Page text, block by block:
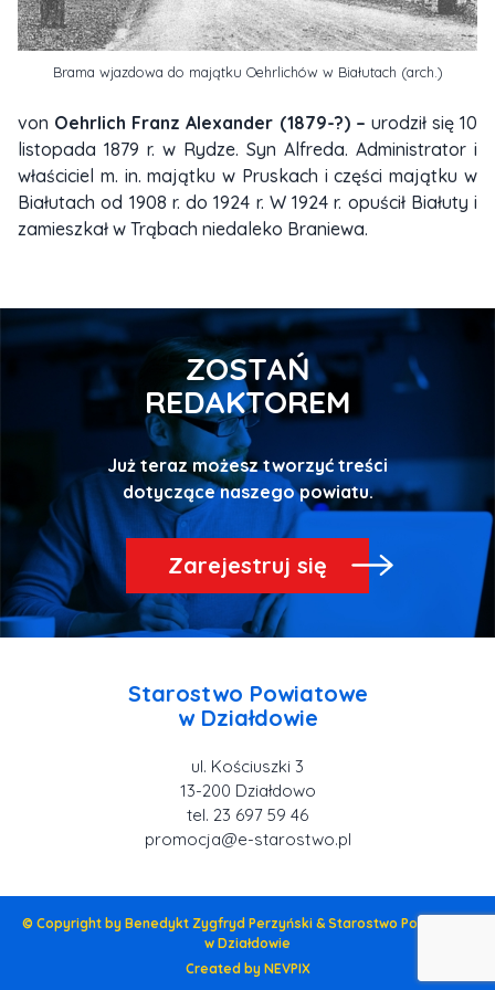
Brama wjazdowa do majątku Oehrlichów w Białutach (arch.)
von Oehrlich Franz Alexander (1879-?) – urodził się 10
listopada 1879 r. w Rydze. Syn Alfreda. Administrator i
właściciel m. in. majątku w Pruskach i części majątku w
Białutach od 1908 r. do 1924 r. W 1924 r. opuścił Białuty i
zamieszkał w Trąbach niedaleko Braniewa.
ZOSTAŃ
REDAKTOREM
Już teraz możesz tworzyć treści
dotyczące naszego powiatu.
Zarejestruj się
Starostwo Powiatowe
ul. Kościuszki 3
tel. 23 697 59 46
promocja@e-starostwo.pl
© Copyright by Benedykt Zygfryd Perzyński & Starostwo Powiatowe
w Działdowie
Created by NEVPIX